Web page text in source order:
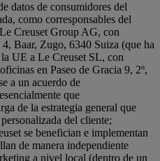
datos de consumidores del
como corresponsables del
Creuset Group AG, con
Baar, Zugo, 6340 Suiza (que ha
UE a Le Creuset SL, con
en Paseo de Gracia 9, 2º,
a un acuerdo de
que
de la estrategia general que
del cliente;
se benefician e implementan
de manera independiente
a nivel local (dentro de un